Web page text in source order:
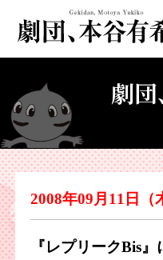
劇
2008年09月11日（
『レプリークBis